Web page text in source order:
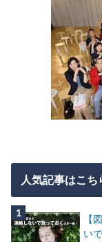
人気記事はこち
【
い